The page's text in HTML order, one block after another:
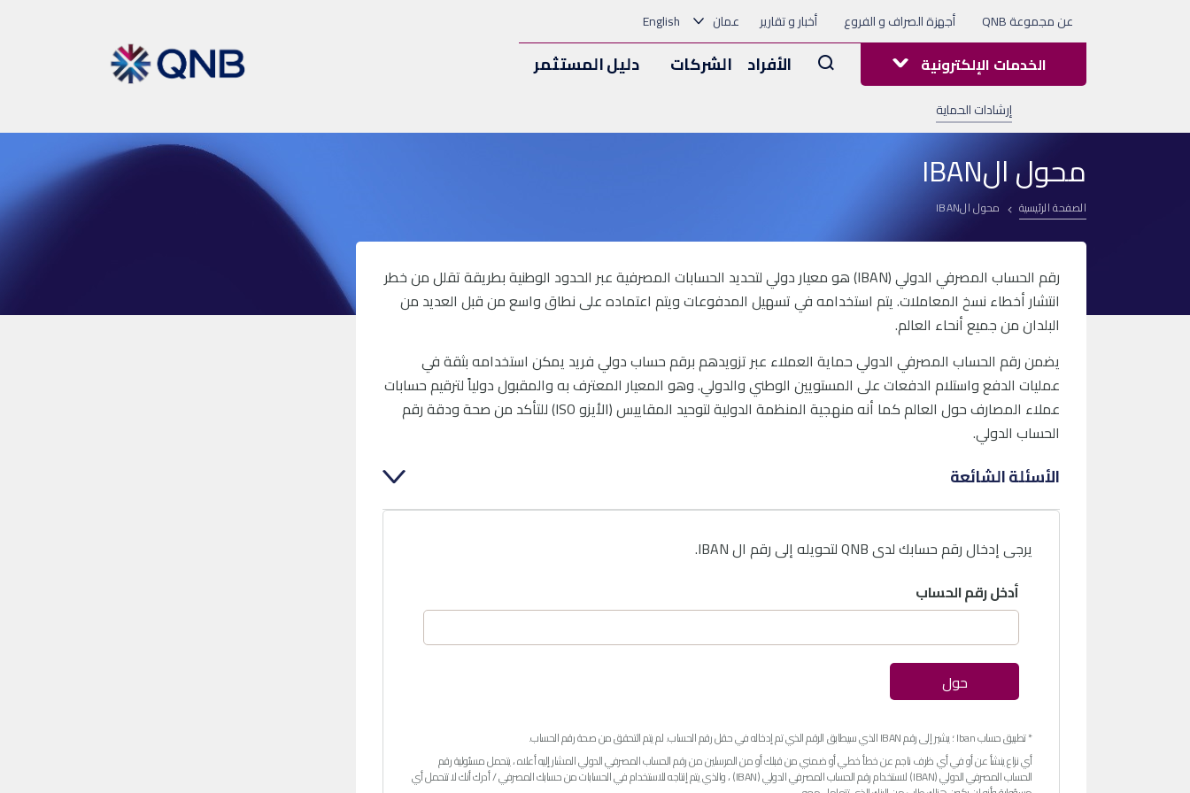
عن مجموعة QNB أجهزة الصراف و الفروع أخبار و تقارير عمان English
الأفراد الشركات دليل المستثمر Arama الخدمات الإلكترونية
إرشادات الحماية
محول الIBAN
الصفحة الرئيسية محول الIBAN
رقم الحساب المصرفي الدولي (IBAN) هو معيار دولي لتحديد الحسابات المصرفية عبر الحدود الوطنية بطريقة تقلل من خطر
انتشار أخطاء نسخ المعاملات. يتم استخدامه في تسهيل المدفوعات ويتم اعتماده على نطاق واسع من قبل العديد من
البلدان من جميع أنحاء العالم.
يضمن رقم الحساب المصرفي الدولي حماية العملاء عبر تزويدهم برقم حساب دولي فريد يمكن استخدامه بثقة في
عمليات الدفع واستلام الدفعات على المستويين الوطني والدولي. وهو المعيار المعترف به والمقبول دولياً لترقيم حسابات
عملاء المصارف حول العالم كما أنه منهجية المنظمة الدولية لتوحيد المقاييس (الأيزو ISO) للتأكد من صحة ودقة رقم
الحساب الدولي.
الأسئلة الشائعة
يرجى إدخال رقم حسابك لدى QNB لتحويله إلى رقم ال IBAN.
أدخل رقم الحساب
حول
* تطبيق حساب Iban ؛ يشير إلى رقم IBAN الذي سيطابق الرقم الذي تم إدخاله في حقل رقم الحساب. لم يتم التحقق من صحة رقم الحساب.
أي نزاع ينشأ عن أو في أي ظرف ناجم عن خطأ خطي أو ضمني من قبلك أو من المرسلين من رقم الحساب المصرفي الدولي المشار إليه أعلاه ، يتحمل مسئولية رقم
الحساب المصرفي الدولي (IBAN) لاستخدام رقم الحساب المصرفي الدولي (IBAN) ، والذي يتم إنتاجه للاستخدام في الحسابات من حسابك المصرفي / أدرك أنك لا تتحمل أي